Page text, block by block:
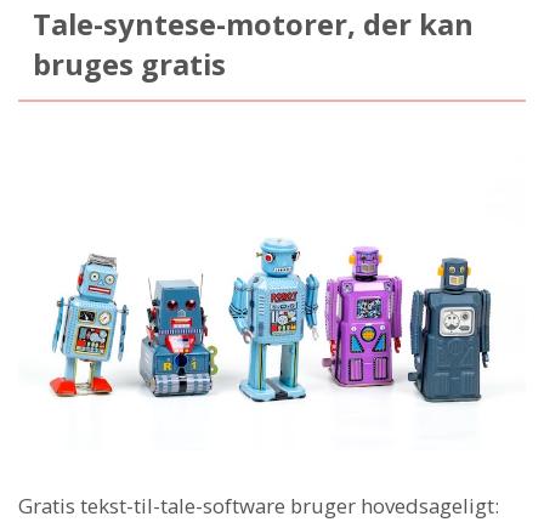
Tale-syntese-motorer, der kan
bruges gratis
Gratis tekst-til-tale-software bruger hovedsageligt: